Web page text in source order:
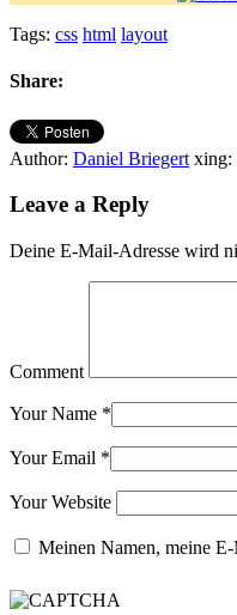
Tags: css html layout
Share:
Author: Daniel Briegert xing:
Leave a Reply
Deine E-Mail-Adresse wird
Comment
Your Name *
Your Email *
Your Website
Meinen Namen, meine